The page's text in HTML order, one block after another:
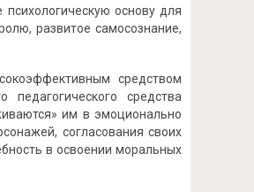
основу для
развитое самосознание,
средством
средства
им в эмоционально
согласования своих
в освоении моральных